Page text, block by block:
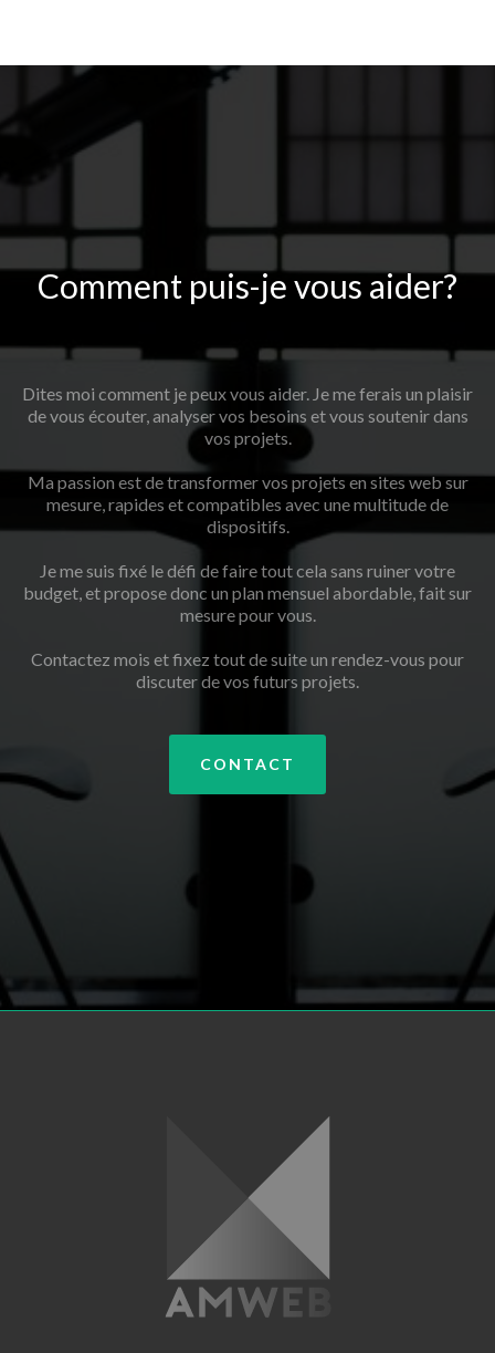
Comment puis-je vous aider?
Dites moi comment je peux vous aider. Je me ferais un plaisir
de vous écouter, analyser vos besoins et vous soutenir dans
vos projets.
Ma passion est de transformer vos projets en sites web sur
mesure, rapides et compatibles avec une multitude de
dispositifs.
Je me suis fixé le défi de faire tout cela sans ruiner votre
budget, et propose donc un plan mensuel abordable, fait sur
mesure pour vous.
Contactez mois et fixez tout de suite un rendez-vous pour
discuter de vos futurs projets.
CONTACT